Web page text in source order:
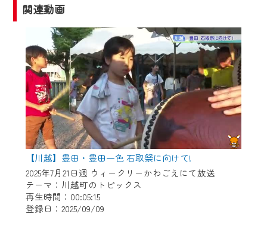
関連動画
【川越】豊田・豊田一色 石取祭に向けて!
2025年7月21日週 ウィークリーかわごえにて放送
テーマ：川越町のトピックス
再生時間：00:05:15
登録日：2025/09/09
2024年9月24日からはご加入者様へのサー
ビス向上のため、
『CCNet Web TV』を利用いただくには、
一部コンテンツを除き、
CCNetサービスへの加入と『CCNetマイ
ページ※』へのログインが必要となりま
す。
何卒、ご理解ご了承の程よろしくお願い
いたします。
※マイページへのログインには、MyIDが必
要となります。
※MyIDとは、CCNet Web TVを含むCCNetの
各種サービスをご利用頂くためのIDです。